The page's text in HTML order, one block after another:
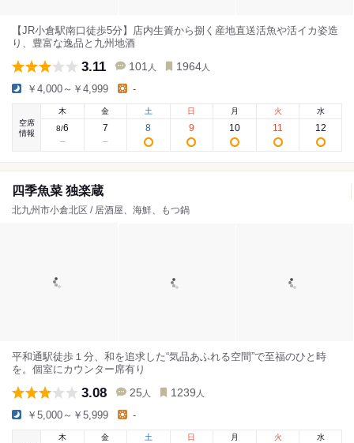
【JR小倉駅南口徒歩5分】店内生簀から捌く産地直送活魚や活イカ姿造
り、豊富な逸品と九州地酒
3.11 101 人 1964 人
￥4,000～￥4,999 -
空席
情報
木
8/6
金
7
土
8
日
9
月
10
火
11
水
12
四季魚菜 独楽蔵
北九州市小倉北区 / 居酒屋、海鮮、もつ鍋
平和通駅徒歩１分、和を追求した“気品あふれる空間”で至福のひと時
を。個室にカウンター席有り
3.08 25 人 1239 人
￥5,000～￥5,999 -
木
金 土 日 月 火 水